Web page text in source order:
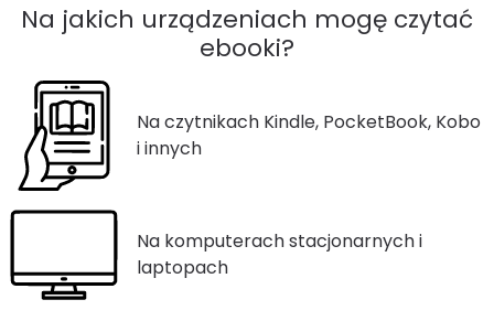
Na jakich urządzeniach mogę czytać
ebooki?
Na czytnikach Kindle, PocketBook, Kobo
i innych
Na komputerach stacjonarnych i
laptopach